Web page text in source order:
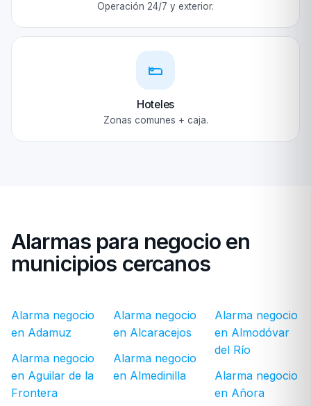
Operación 24/7 y exterior.
Hoteles
Zonas comunes + caja.
Alarmas para negocio en
municipios cercanos
Alarma negocio
en Adamuz
Alarma negocio
en Aguilar de la
Frontera
Alarma negocio
en Alcaracejos
Alarma negocio
en Almedinilla
Alarma negocio
en Almodóvar
del Río
Alarma negocio
en Añora